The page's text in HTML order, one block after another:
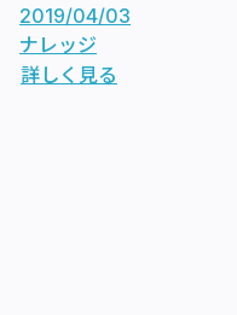
2019/04/03
ナレッジ
詳しく見る